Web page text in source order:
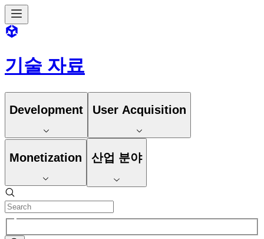
기술 자료
Development User Acquisition
Monetization 산업 분야